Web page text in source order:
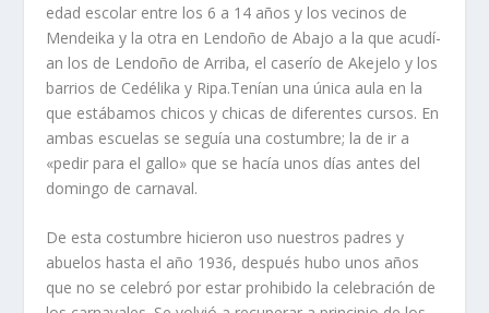
edad escolar entre los 6 a 14 años y los vecinos de
Mendeika y la otra en Lendoño de Abajo a la que acudí­
an los de Lendoño de Arriba, el caserí­o de Akejelo y los
barrios de Cedélika y Ripa.Tení­an una única aula en la
que estábamos chicos y chicas de diferentes cursos. En
ambas escuelas se seguí­a una costumbre; la de ir a
«pedir para el gallo» que se hací­a unos dí­as antes del
domingo de carnaval.
De esta costumbre hicieron uso nuestros padres y
abuelos hasta el año 1936, después hubo unos años
que no se celebró por estar prohibido la celebración de